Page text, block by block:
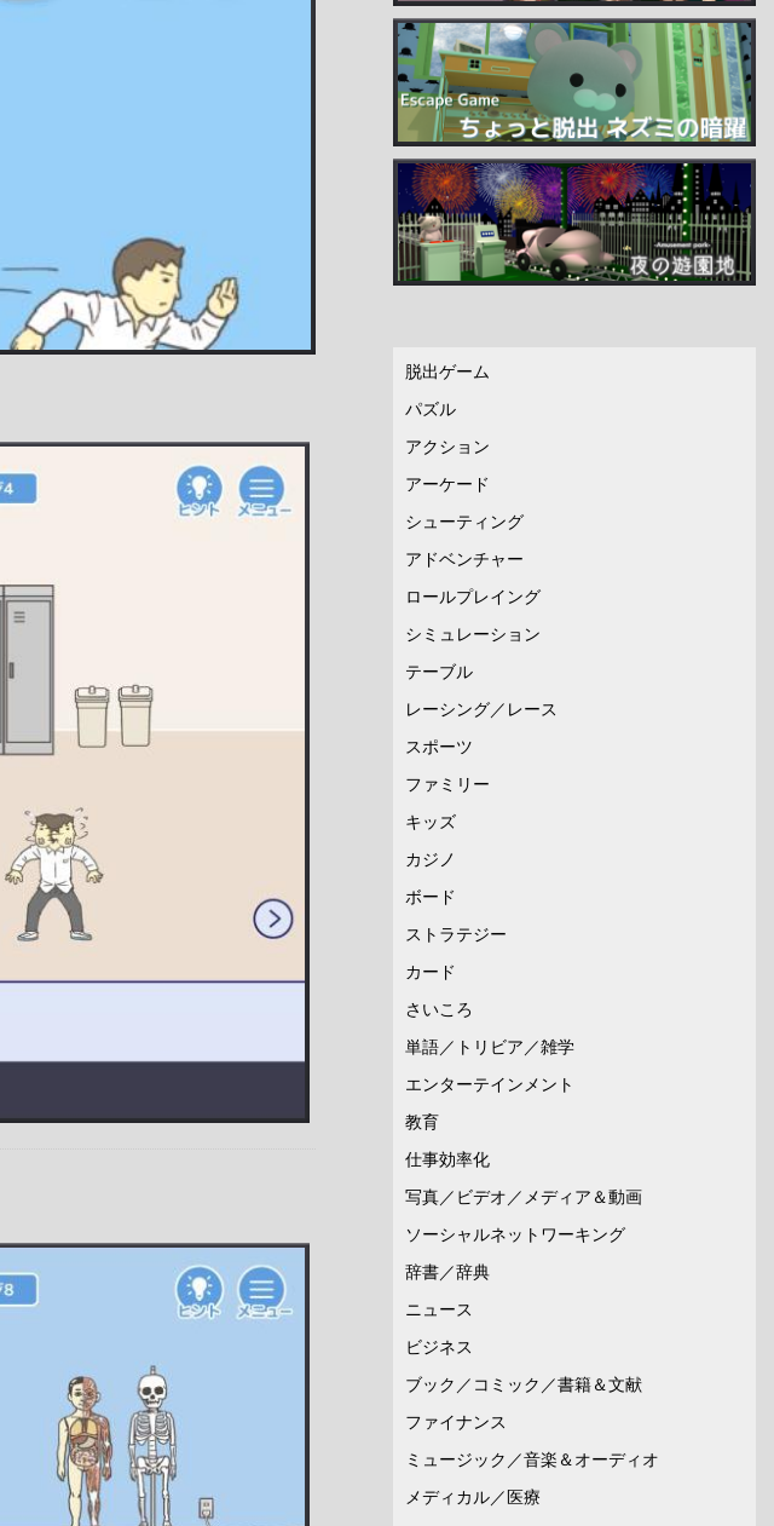
脱出ゲーム
パズル
アクション
アーケード
シューティング
アドベンチャー
ロールプレイング
シミュレーション
テーブル
レーシング／レース
スポーツ
ファミリー
キッズ
カジノ
ボード
ストラテジー
カード
さいころ
単語／トリビア／雑学
エンターテインメント
教育
仕事効率化
写真／ビデオ／メディア＆動画
ソーシャルネットワーキング
辞書／辞典
ニュース
ビジネス
ブック／コミック／書籍＆文献
ファイナンス
ミュージック／音楽＆オーディオ
メディカル／医療